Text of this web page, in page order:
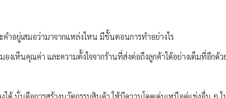
ำอยู่เสมอว่ามาจากแหล่งไหน มีขั้นตอนการทำอย่างไร
งเห็นคุณค่า และความตั้งใจจากร้านที่ส่งต่อถึงลูกค้าได้อย่างเต็มที่อีกด้ว